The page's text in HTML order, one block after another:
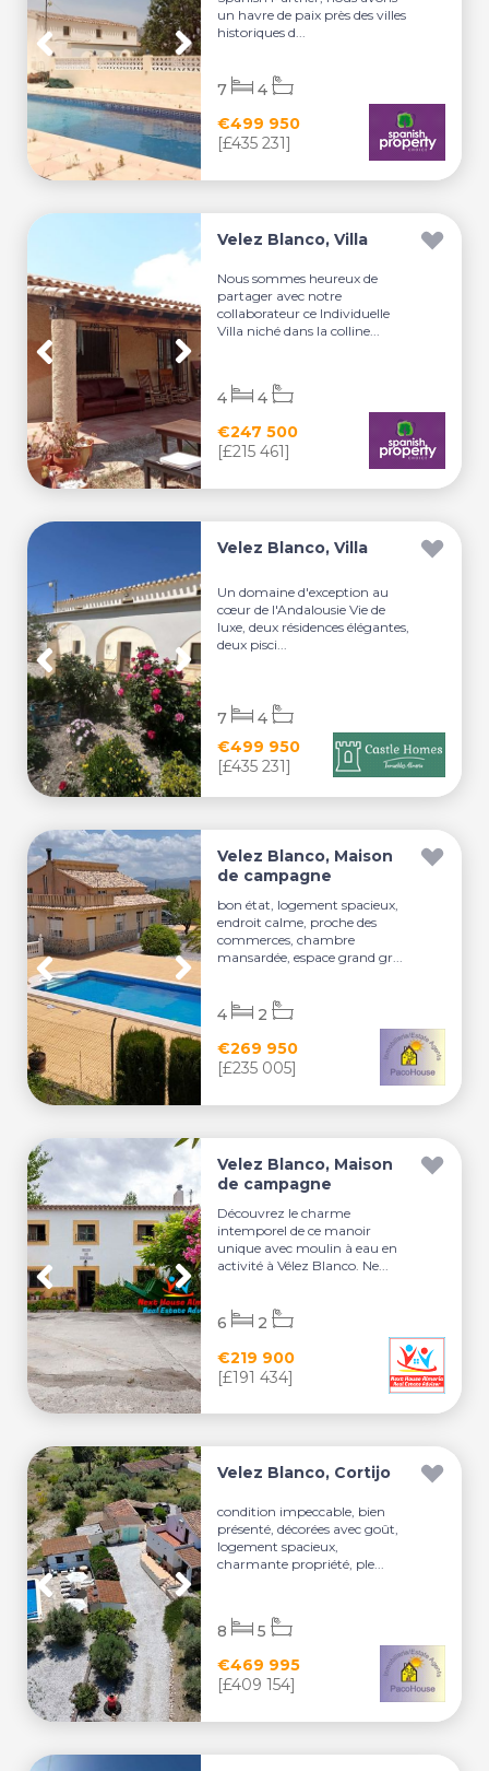
un havre de paix près des villes
historiques d...
€499 950
[£435 231]
7 4
Velez Blanco, Villa
Nous sommes heureux de
partager avec notre
collaborateur ce Individuelle
Villa niché dans la colline...
€247 500
[£215 461]
4 4
Velez Blanco, Villa
Un domaine d'exception au
cœur de l'Andalousie Vie de
luxe, deux résidences élégantes,
deux pisci...
€499 950
[£435 231]
7 4
Velez Blanco, Maison
de campagne
bon état, logement spacieux,
endroit calme, proche des
commerces, chambre
mansardée, espace grand gr...
€269 950
[£235 005]
4 2
Velez Blanco, Maison
de campagne
Découvrez le charme
intemporel de ce manoir
unique avec moulin à eau en
activité à Vélez Blanco. Ne...
€219 900
[£191 434]
6 2
Velez Blanco, Cortijo
condition impeccable, bien
présenté, décorées avec goût,
logement spacieux,
charmante propriété, ple...
€469 995
[£409 154]
8 5